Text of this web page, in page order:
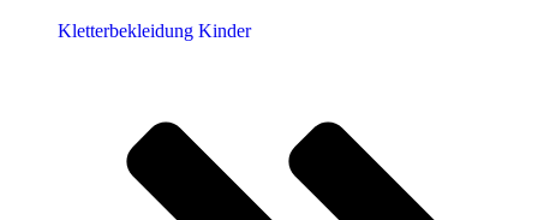
Kletterbekleidung Kinder